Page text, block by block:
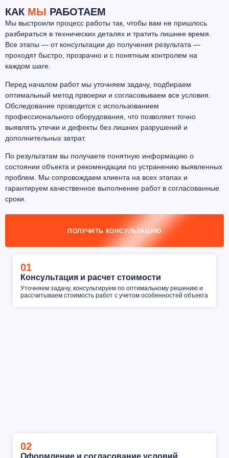
КАК МЫ РАБОТАЕМ
Мы выстроили процесс работы так, чтобы вам не пришлось
разбираться в технических деталях и тратить лишнее время.
Все этапы — от консультации до получения результата —
проходят быстро, прозрачно и с понятным контролем на
каждом шаге.
Перед началом работ мы уточняем задачу, подбираем
оптимальный метод првоерки и согласовываем все условия.
Обследование проводится с использованием
профессионального оборудования, что позволяет точно
выявлять утечки и дефекты без лишних разрушений и
дополнительных затрат.
По результатам вы получаете понятную информацию о
состоянии объекта и рекомендации по устранению выявленных
проблем. Мы сопровождаем клиента на всех этапах и
гарантируем качественное выполнение работ в согласованные
сроки.
ПОЛУЧИТЬ КОНСУЛЬТАЦИЮ
01
Консультация и расчет стоимости
Уточняем задачу, консультируем по оптимальному решению и
рассчитываем стоимость работ с учетом особенностей объекта
02